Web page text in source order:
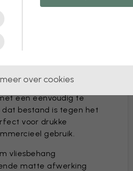
cm
een eenvoudig te
dat bestand is tegen het
voor drukke
gebruik.
vliesbehang
matte afwerking
over cookies